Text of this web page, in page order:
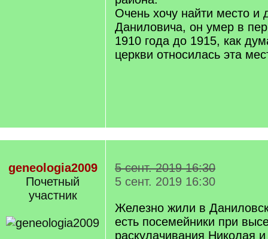
Очень хочу найти место и
Даниловича, он умер в
1910 года до 1915, как
церкви относилась эта
geneologia2009
Почетный
учаcтник
5 сент. 2019 16:30
5 сент. 2019 16:30
Железно жили в
есть посемейники при
раскулачивания Николая